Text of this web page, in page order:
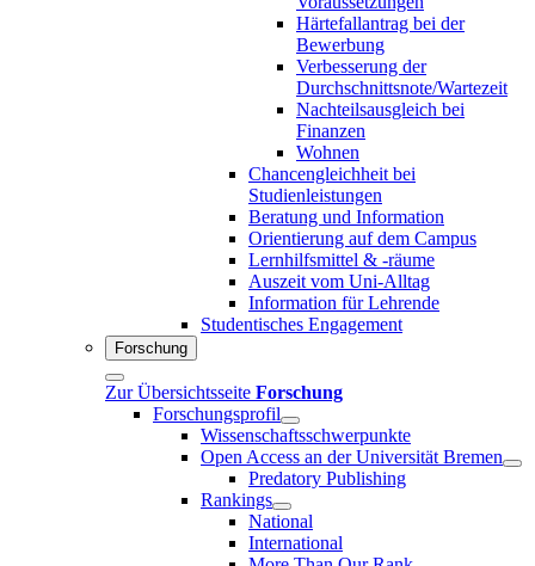
Härtefallantrag bei der
Bewerbung
Verbesserung der
Durchschnittsnote/Wartezeit
Nachteilsausgleich bei
Finanzen
Wohnen
Chancengleichheit bei
Studienleistungen
Beratung und Information
Orientierung auf dem Campus
Lernhilfsmittel & -räume
Auszeit vom Uni-Alltag
Information für Lehrende
Studentisches Engagement
Forschung
Zur Übersichtsseite Forschung
Forschungsprofil
Wissenschaftsschwerpunkte
Open Access an der Universität Bremen
Predatory Publishing
Rankings
National
International